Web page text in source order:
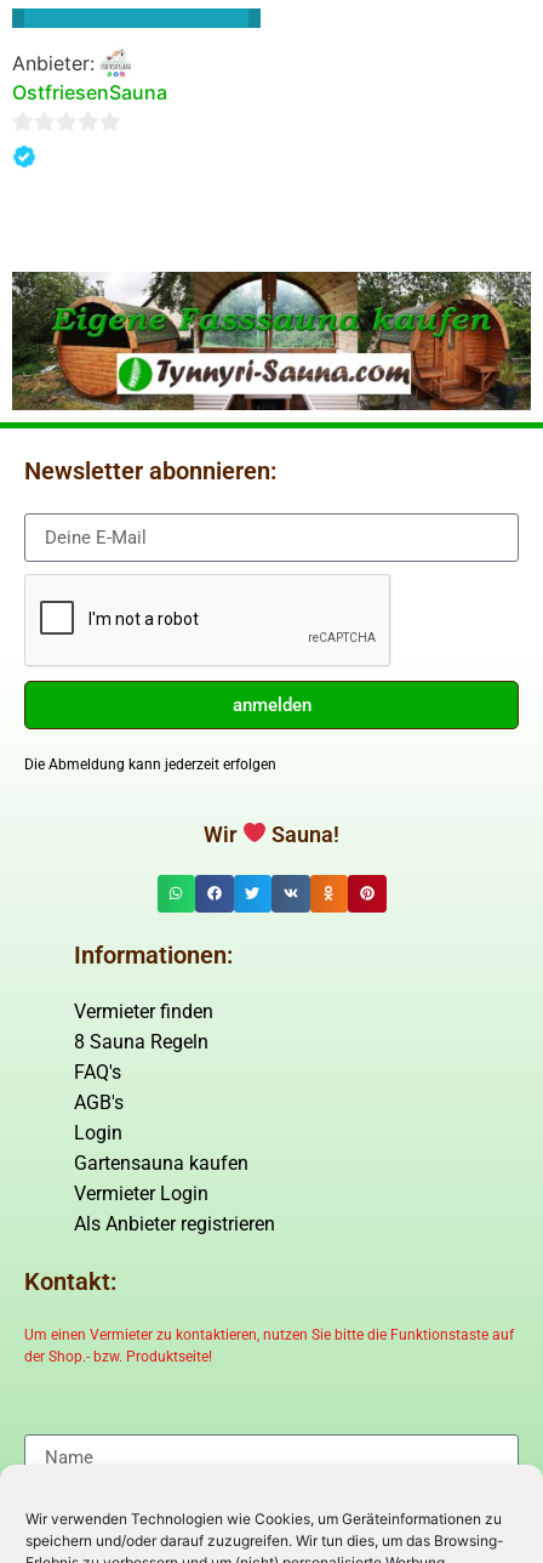
Wir verwenden Technologien wie Cookies, um Geräteinformationen zu
speichern und/oder darauf zuzugreifen. Wir tun dies, um das Browsing-
Anbieter:
OstfriesenSauna
0
Newsletter abonnieren:
anmelden
Die Abmeldung kann jederzeit erfolgen
Wir Sauna!
Informationen:
Vermieter finden
8 Sauna Regeln
FAQ's
AGB's
Login
Gartensauna kaufen
Vermieter Login
Als Anbieter registrieren
Kontakt:
Um einen Vermieter zu kontaktieren, nutzen Sie bitte die Funktionstaste auf
der Shop.- bzw. Produktseite!